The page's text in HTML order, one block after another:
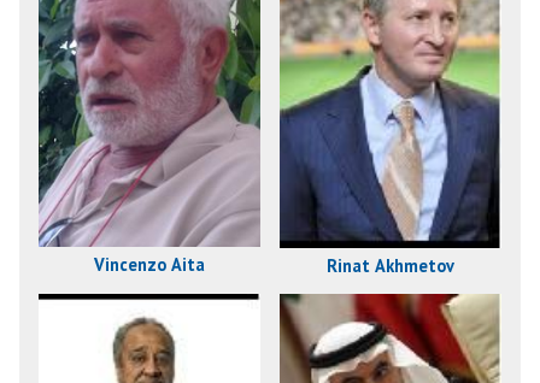
Vincenzo Aita Rinat Akhmetov